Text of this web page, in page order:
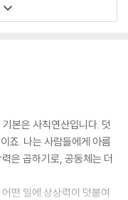
치가 소소하고 사소하게 우
일이 있다면 커다란 손
음을 웃을 수 있었으면 합
본은 사칙연산입니다. 덧
죠. 나는 사람들에게 아름
은 곱하기로, 공동체는 더
떤 일에 상상력이 덧붙여